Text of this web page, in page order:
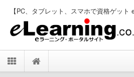
【PC、タブレット、スマホで資格ゲット